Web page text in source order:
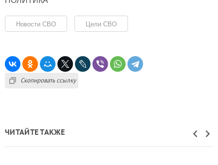
Новости СВО Цели СВО
Скопировать ссылку
ЧИТАЙТЕ ТАКЖЕ